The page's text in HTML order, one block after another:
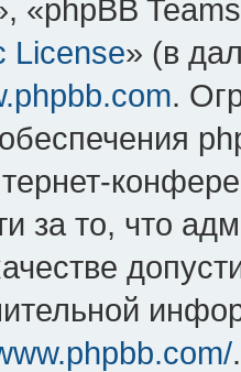
«phpBB
License» (в
.
за то, что
.